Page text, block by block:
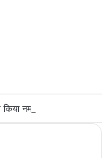
नमन